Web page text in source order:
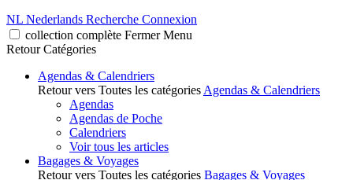
NL Nederlands Recherche Connexion
collection complète Fermer Menu
Retour Catégories
Agendas & Calendriers
Retour vers Toutes les catégories Agendas & Calendriers
Agendas
Agendas de Poche
Calendriers
Voir tous les articles
Bagages & Voyages
Retour vers Toutes les catégories Bagages & Voyages